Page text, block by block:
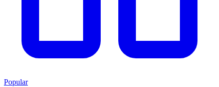
Popular